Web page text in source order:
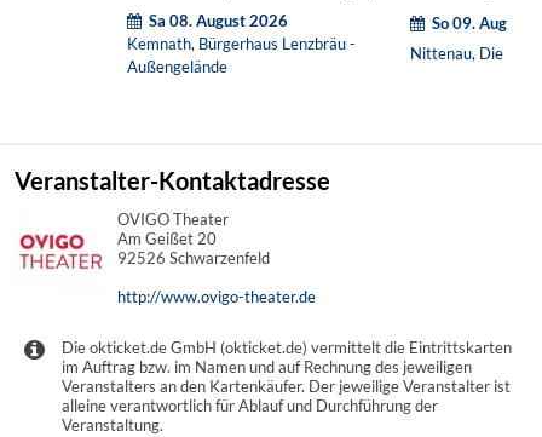
Sa 08. August 2026
Kemnath, Bürgerhaus Lenzbräu -
Außengelände
So 09. August
Nittenau, Die
Veranstalter-Kontaktadresse
OVIGO Theater
Am Geißet 20
92526 Schwarzenfeld
http://www.ovigo-theater.de
Die okticket.de GmbH (okticket.de) vermittelt die Eintrittskarten
im Auftrag bzw. im Namen und auf Rechnung des jeweiligen
Veranstalters an den Kartenkäufer. Der jeweilige Veranstalter ist
alleine verantwortlich für Ablauf und Durchführung der
Veranstaltung.